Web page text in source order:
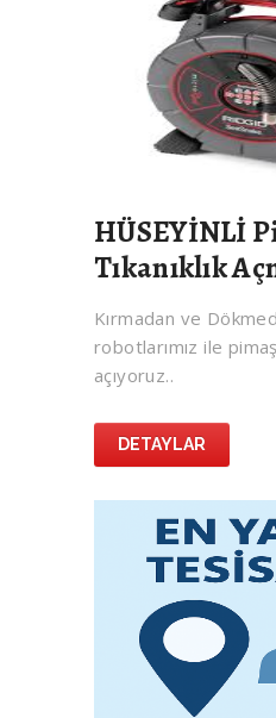
HÜSEYİNLİ
Tıkanıklık
Kırmadan ve
robotlarımız ile
açıyoruz..
DETAYLAR